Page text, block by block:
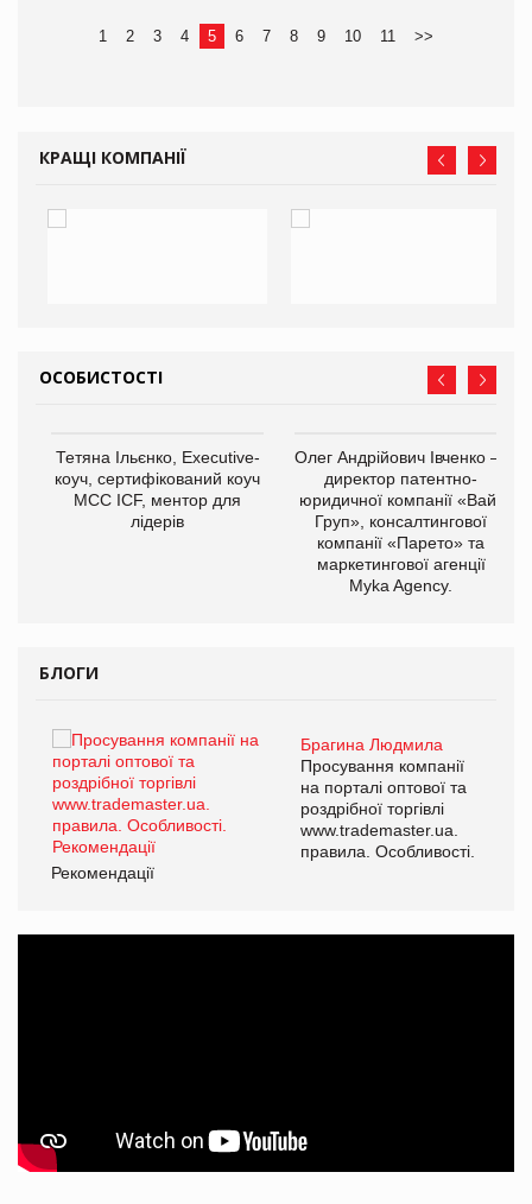
1 2 3 4 5 6 7 8 9 10 11 >>
КРАЩІ КОМПАНІЇ
ОСОБИСТОСТІ
Тетяна Ільєнко, Executive-
коуч, сертифікований коуч
МСС ICF, ментор для
лідерів
Олег Андрійович Івченко —
директор патентно-
юридичної компанії «Вайз
Груп», консалтингової
компанії «Парето» та
маркетингової агенції
Myka Agency.
БЛОГИ
Брагина Людмила
Просування компанії
на порталі оптової та
роздрібної торгівлі
www.trademaster.ua.
правила. Особливості.
Рекомендації